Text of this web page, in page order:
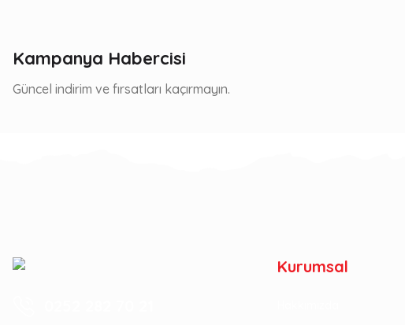
Kampanya Habercisi
Güncel indirim ve fırsatları kaçırmayın.
Kurumsal